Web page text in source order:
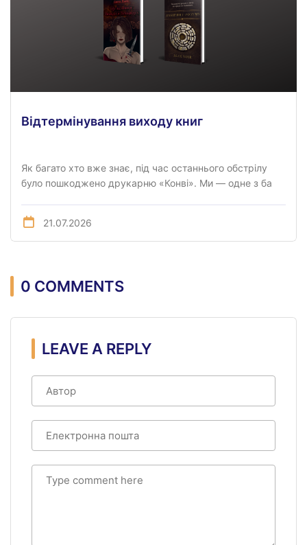
Відтермінування виходу книг
Як багато хто вже знає, під час останнього обстрілу
було пошкоджено друкарню «Конві». Ми — одне з ба
21.07.2026
0 COMMENTS
LEAVE A REPLY